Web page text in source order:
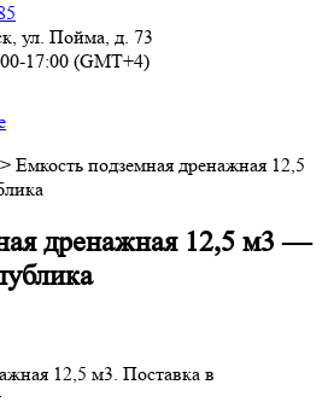
ул. Пойма, д. 73
17:00 (GMT+4)
> Емкость подземная дренажная 12,5
дренажная 12,5 м3 —
12,5 м3. Поставка в